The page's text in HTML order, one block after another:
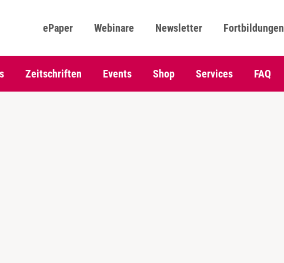
ePaper Webinare Newsletter Fortbildungen
Zeitschriften Events Shop Services FAQ